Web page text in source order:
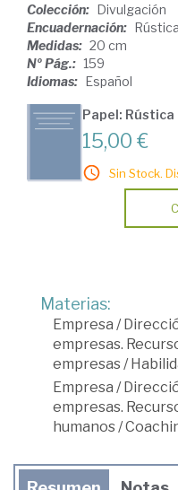
Colección: Divulgación
Encuadernación: Rústica
Medidas: 20 cm
Nº Pág.: 159
Idiomas: Español
Papel: Rústica
15,00 €
Sin Stock.
Materias:
Empresa /
empresas.
empresas/
Empresa /
empresas.
humanos/